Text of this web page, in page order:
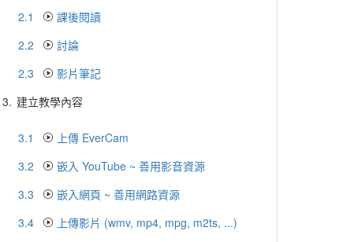
2.1
課後閱讀
2.2
討論
2.3
影片筆記
3. 建立教學內容
3.1
上傳 EverCam
3.2
嵌入 YouTube ~ 善用影音資源
3.3
嵌入網頁 ~ 善用網路資源
3.4
上傳影片 (wmv, mp4, mpg, m2ts, ...)